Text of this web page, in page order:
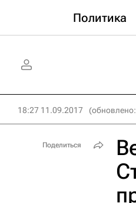
Политика
18:27 11.09.2017
Поделиться